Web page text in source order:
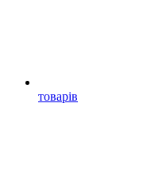
товарів